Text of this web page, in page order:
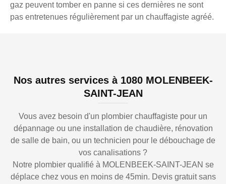
gaz peuvent tomber en panne si ces dernières ne sont
pas entretenues régulièrement par un chauffagiste agréé.
Nos autres services à 1080 MOLENBEEK-
SAINT-JEAN
Vous avez besoin d'un plombier chauffagiste pour un
dépannage ou une installation de chaudière, rénovation
de salle de bain, ou un technicien pour le débouchage de
vos canalisations ?
Notre plombier qualifié à MOLENBEEK-SAINT-JEAN se
déplace chez vous en moins de 45min. Devis gratuit sans